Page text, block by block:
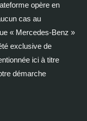
opère en
cas au
« Mercedes-Benz »
exclusive de
ici à titre
démarche